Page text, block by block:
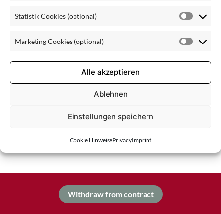
Statistik Cookies (optional)
Marketing Cookies (optional)
Alle akzeptieren
Ablehnen
Einstellungen speichern
Cookie HinweisePrivacyImprint
Withdraw from contract